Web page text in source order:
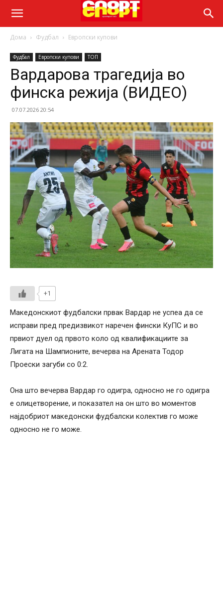
Дома Фудбал Европски купови
Фудбал Европски купови ТОП
Вардарова трагедија во
финска режија (ВИДЕО)
07.07.2026 20:54
+1
Македонскиот фудбалски првак Вардар не успеа да се
исправи пред предизвикот наречен фински КуПС и во
првиот дуел од првото коло од квалификациите за
Лигата на Шампионите, вечерва на Арената Тодор
Проески загуби со 0:2.
Она што вечерва Вардар го одигра, односно не го одигра
е олицетворение, и показател на он што во моментов
најдобриот македонски фудбалски колектив го може
односно не го може.